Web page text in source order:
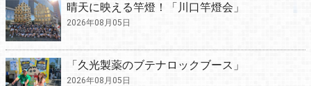
晴天に映える竿燈！「川口竿燈会」
2026年08月05日
「久光製薬のブテナロックブース」
2026年08月05日